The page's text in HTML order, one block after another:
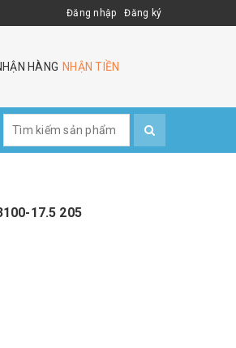
Đăng nhập Đăng ký
HÀNG NHẬN TIỀN
17.5 205